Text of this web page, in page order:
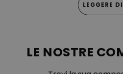
gli schienali regolabili, che
pulsanti sottili sul telaio laterale del
godersi un buon libro. Il lussuoso
LEGGERE
LE NOSTRE